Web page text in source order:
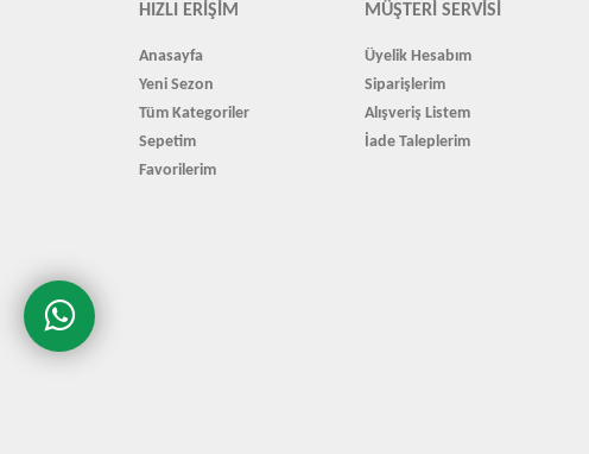
HIZLI ERIŞIM
Anasayfa
Yeni Sezon
Tüm Kategoriler
Sepetim
Favorilerim
MÜŞTERI SERVISI
Üyelik Hesabım
Siparişlerim
Alışveriş Listem
İade Taleplerim